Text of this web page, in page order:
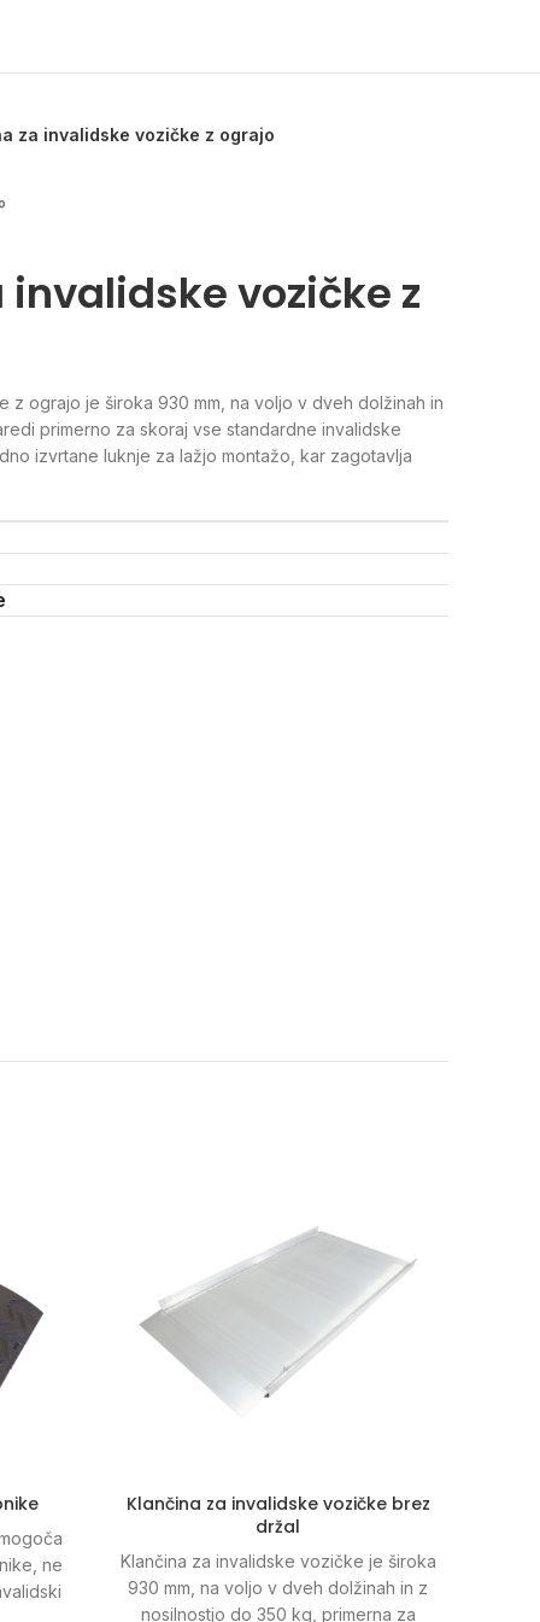
za invalidske vozičke z ograjo
invalidske vozičke z
z ograjo je široka 930 mm, na voljo v dveh dolžinah in
primerno za skoraj vse standardne invalidske
izvrtane luknje za lažjo montažo, kar zagotavlja
ne
Klančina za invalidske vozičke brez
držal
Klančina za invalidske vozičke je široka
930 mm, na voljo v dveh dolžinah in z
nosilnostjo do 350 kg, primerna za